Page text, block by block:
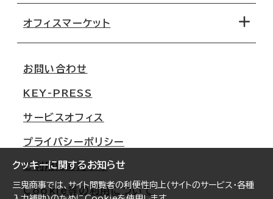
クッキーに関するお知らせ
三鬼商事では、サイト閲覧者の利便性向上(サイトのサービス・各種
路線・駅から探す
移転コストシミュレーション
移転スケジュール
オフィス移転Q&A
オフィスマーケット
大阪
名古屋
札幌
仙台
横浜
お問い合わせ
KEY-PRESS
サービスオフィス
プライバシーポリシー
ご利用にあたって
Cookie等の利用について